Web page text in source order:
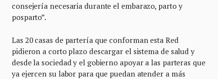
consejería necesaria durante el embarazo, parto y
posparto”.
Las 20 casas de partería que conforman esta Red
pidieron a corto plazo descargar el sistema de salud y
desde la sociedad y el gobierno apoyar a las parteras que
ya ejercen su labor para que puedan atender a más